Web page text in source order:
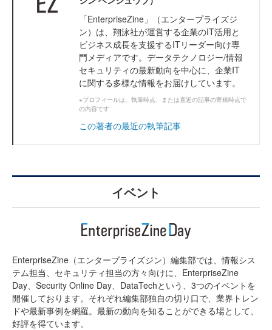
「EnterpriseZine」（エンタープライズジ
ン）は、翔泳社が運営する企業のIT活用と
ビジネス成長を支援するITリーダー向け専
門メディアです。データテクノロジー/情報
セキュリティの最新動向を中心に、企業IT
に関する多様な情報をお届けしています。
※プロフィールは、執筆時点、または直近の記事の寄稿時点で
の内容です
この著者の最近の執筆記事
イベント
EnterpriseZine（エンタープライズジン）編集部では、情報シス
テム担当、セキュリティ担当の方々向けに、EnterpriseZine
Day、Security Online Day、DataTechという、3つのイベントを
開催しております。それぞれ編集部独自の切り口で、業界トレン
ドや最新事例を網羅。最新の動向を知ることができる場として、
好評を得ています。